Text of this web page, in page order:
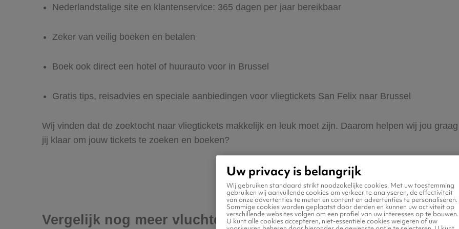
Nederlandstalige site en klantenservice: 365 dagen per jaar bereikbaar
Zeker van veilig boeken en betalen
Boek ook direct een hotel of huurauto voor in Brussel
Gratis tips, reisadvies en speciale aanbiedingen voor vliegtickets San Felix naar Brussel
Wij vinden dat de zoektocht naar vliegtickets makkelijk en leuk moet zijn. Daarom helpen wij jou
jij klaar om jouw tickets te zoeken en boeken?
Vergelijk nog meer vluchten naar Brussel
Uw privacy is belangrijk
Wij gebruiken standaard strikt noodzakelijke cookies. Met uw toestemming
gebruiken wij aanvullende cookies om verkeer te analyseren, de effectiviteit
van onze advertenties te meten en content en advertenties te personaliseren.
Sommige cookies worden geplaatst door derden en kunnen uw activiteit op
verschillende websites volgen om een profiel van uw interesses op te bouwen.
U kunt alle cookies accepteren, niet-essentiële cookies weigeren of uw